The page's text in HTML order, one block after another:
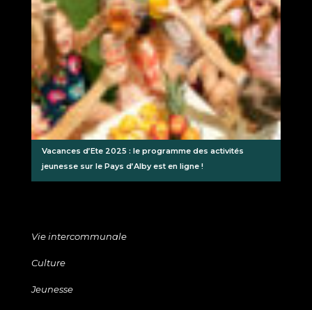
Vacances d’Ete 2025 : le programme des activités
jeunesse sur le Pays d’Alby est en ligne !
Vie intercommunale
Culture
Jeunesse